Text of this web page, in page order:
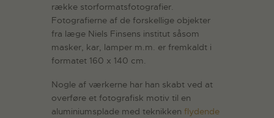
række storformatsfotografier.
Fotografierne af de forskellige objekter
fra læge Niels Finsens institut såsom
masker, kar, lamper m.m. er fremkaldt i
formatet 160 x 140 cm.
Nogle af værkerne har han skabt ved at
overføre et fotografisk motiv til en
aluminiumsplade med teknikken flydende